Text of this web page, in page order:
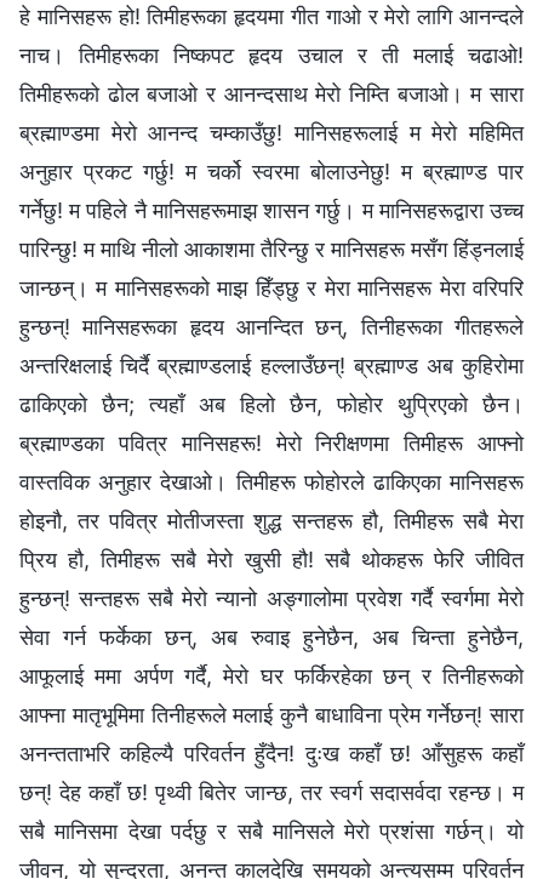
हे मानिसहरू हो! तिमीहरूका हृदयमा गीत गाओ र मेरो लागि आनन्दले
नाच। तिमीहरूका निष्कपट हृदय उचाल र ती मलाई चढाओ!
तिमीहरूको ढोल बजाओ र आनन्दसाथ मेरो निम्ति बजाओ। म सारा
ब्रह्माण्डमा मेरो आनन्द चम्काउँछु! मानिसहरूलाई म मेरो महिमित
अनुहार प्रकट गर्छु! म चर्को स्वरमा बोलाउनेछु! म ब्रह्माण्ड पार
गर्नेछु! म पहिले नै मानिसहरूमाझ शासन गर्छु। म मानिसहरूद्वारा उच्च
पारिन्छु! म माथि नीलो आकाशमा तैरिन्छु र मानिसहरू मसँग हिंड्नलाई
जान्छन्। म मानिसहरूको माझ हिँड्छु र मेरा मानिसहरू मेरा वरिपरि
हुन्छन्! मानिसहरूका हृदय आनन्दित छन्, तिनीहरूका गीतहरूले
अन्तरिक्षलाई चिर्दै ब्रह्माण्डलाई हल्लाउँछन्! ब्रह्माण्ड अब कुहिरोमा
ढाकिएको छैन; त्यहाँ अब हिलो छैन, फोहोर थुप्रिएको छैन।
ब्रह्माण्डका पवित्र मानिसहरू! मेरो निरीक्षणमा तिमीहरू आफ्नो
वास्तविक अनुहार देखाओ। तिमीहरू फोहोरले ढाकिएका मानिसहरू
होइनौ, तर पवित्र मोतीजस्ता शुद्ध सन्तहरू हौ, तिमीहरू सबै मेरा
प्रिय हौ, तिमीहरू सबै मेरो खुसी हौ! सबै थोकहरू फेरि जीवित
हुन्छन्! सन्तहरू सबै मेरो न्यानो अङ्गालोमा प्रवेश गर्दै स्वर्गमा मेरो
सेवा गर्न फर्केका छन्, अब रुवाइ हुनेछैन, अब चिन्ता हुनेछैन,
आफूलाई ममा अर्पण गर्दै, मेरो घर फर्किरहेका छन् र तिनीहरूको
आफ्ना मातृभूमिमा तिनीहरूले मलाई कुनै बाधाविना प्रेम गर्नेछन्! सारा
अनन्तताभरि कहिल्यै परिवर्तन हुँदैन! दुःख कहाँ छ! आँसुहरू कहाँ
छन्! देह कहाँ छ! पृथ्वी बितेर जान्छ, तर स्वर्ग सदासर्वदा रहन्छ। म
सबै मानिसमा देखा पर्दछु र सबै मानिसले मेरो प्रशंसा गर्छन्। यो
जीवन, यो सुन्दरता, अनन्त कालदेखि समयको अन्त्यसम्म परिवर्तन